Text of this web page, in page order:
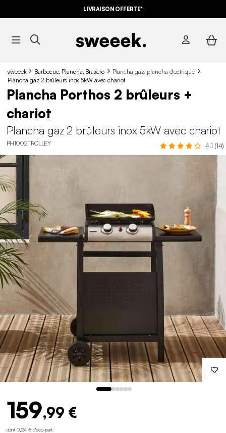
LIVRAISON OFFERTE*
sweeek Barbecue, Plancha, Brasero
Plancha gaz, plancha électrique
Plancha gaz 2 brûleurs inox 5kW avec chariot
Plancha Porthos 2 brûleurs +
chariot
Plancha gaz 2 brûleurs inox 5kW avec chariot
PH1002TROLLEY 4.1 (14)
159,99 €
dont 0,24 € d'éco-part